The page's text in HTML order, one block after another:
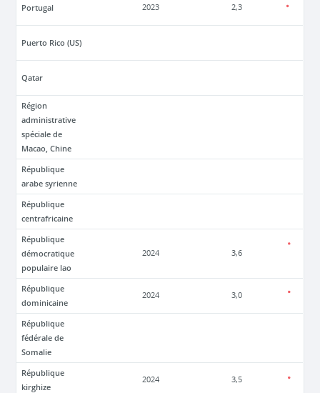
Portugal 2023 2,3
Puerto Rico (US)
Qatar
Région
administrative
spéciale de
Macao, Chine
République
arabe syrienne
République
centrafricaine
République
démocratique
populaire lao
2024 3,6
République
dominicaine
2024 3,0
République
fédérale de
Somalie
République
kirghize
2024 3,5